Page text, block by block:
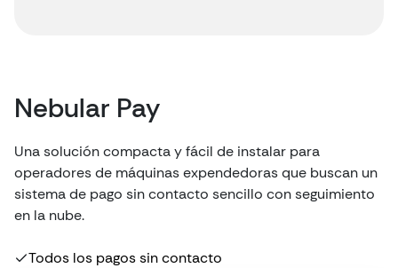
Nebular Pay
Una solución compacta y fácil de instalar para
operadores de máquinas expendedoras que buscan un
sistema de pago sin contacto sencillo con seguimiento
en la nube.
Todos los pagos sin contacto